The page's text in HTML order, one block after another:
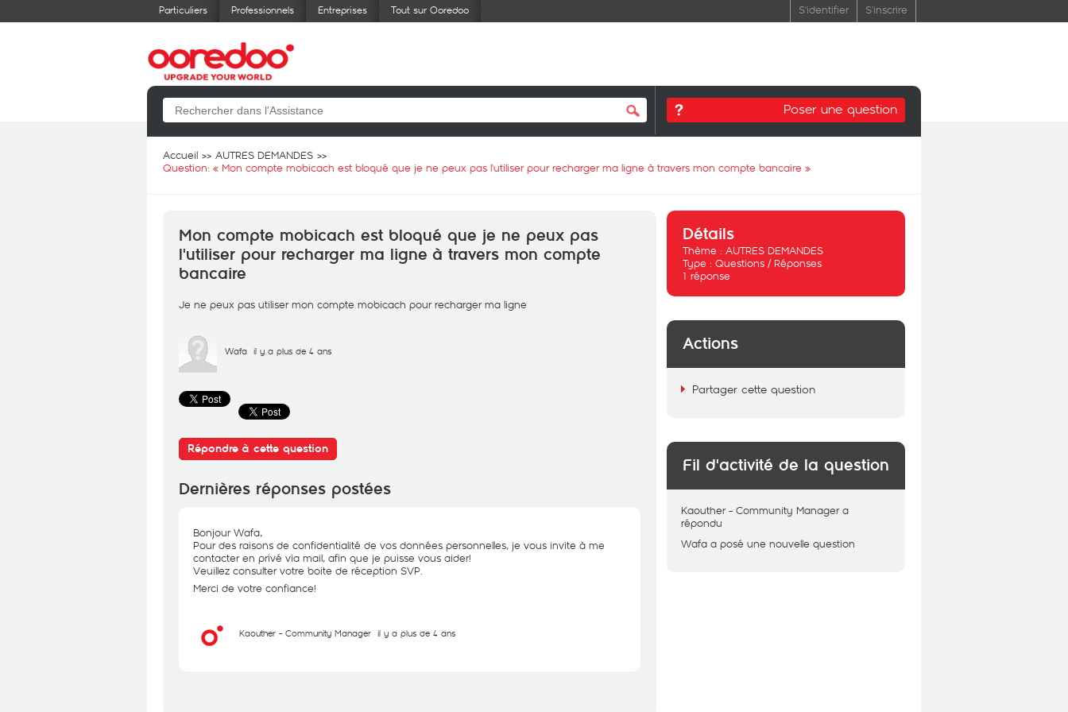
Particuliers Professionnels Entreprises Tout sur Ooredoo S'identifier S'inscrire
Poser une question
Accueil
AUTRES DEMANDES
Question: « Mon compte mobicach est bloqué que je ne peux pas l'utiliser pour recharger ma ligne à travers mon compte bancaire »
Mon compte mobicach est bloqué que je ne peux pas
l'utiliser pour recharger ma ligne à travers mon compte
bancaire
Je ne peux pas utiliser mon compte mobicach pour recharger ma ligne
Wafa il y a plus de 4 ans
Répondre à cette question
Dernières réponses postées
Bonjour Wafa,
Pour des raisons de confidentialité de vos données personnelles, je vous invite à me
contacter en privé via mail, afin que je puisse vous aider!
Veuillez consulter votre boite de réception SVP.
Merci de votre confiance!
Kaouther - Community Manager il y a plus de 4 ans
Détails
Thème : AUTRES DEMANDES
Type : Questions / Réponses
1 réponse
Actions
Partager cette question
Fil d'activité de la question
Kaouther - Community Manager a
répondu
Wafa a posé une nouvelle question